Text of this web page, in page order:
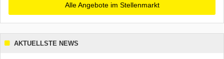
Alle Angebote im Stellenmarkt
AKTUELLSTE NEWS